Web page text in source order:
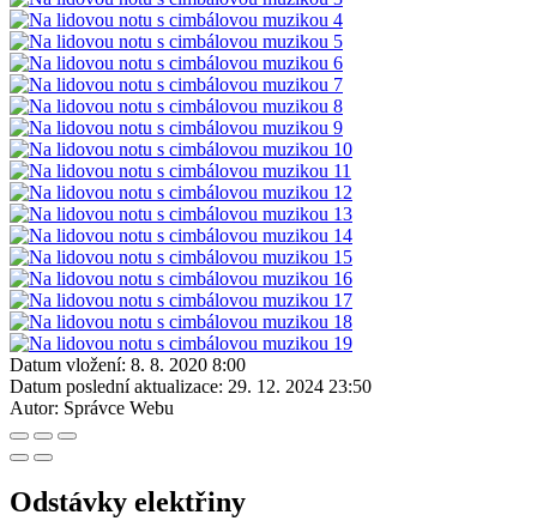
Datum vložení: 8. 8. 2020 8:00
Datum poslední aktualizace: 29. 12. 2024 23:50
Autor: Správce Webu
Odstávky elektřiny